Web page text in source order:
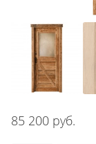
85 200 руб.